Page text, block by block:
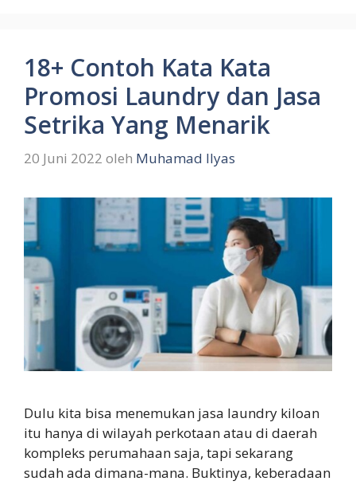
18+ Contoh Kata Kata
Promosi Laundry dan Jasa
Setrika Yang Menarik
20 Juni 2022 oleh Muhamad Ilyas
Dulu kita bisa menemukan jasa laundry kiloan
itu hanya di wilayah perkotaan atau di daerah
kompleks perumahaan saja, tapi sekarang
sudah ada dimana-mana. Buktinya, keberadaan